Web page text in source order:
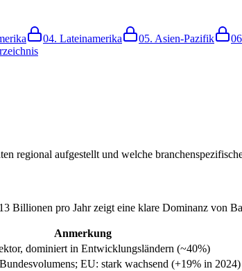
04. Lateinamerika 05. Asien-Pazifik
regional aufgestellt und welche
Billionen pro Jahr zeigt eine klare Dominanz von
Anmerkung
dominiert in Entwicklungsländern (~40%)
EU: stark wachsend (+19% in 2024)